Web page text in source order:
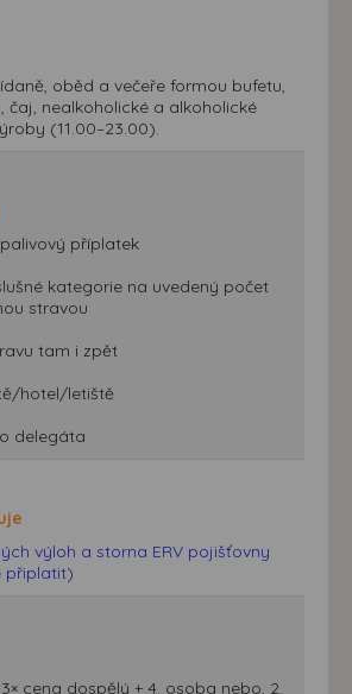
oběd a večeře formou bufetu,
čaj, nealkoholické a alkoholické
(11.00–23.00).
příplatek
kategorie na uvedený počet
stravou
tam i zpět
hotel/letiště
delegáta
výloh a storna ERV pojišťovny
připlatit)
cena dospělý + 4. osoba nebo, 2.